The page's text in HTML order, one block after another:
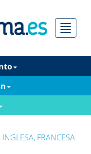
Menú
FRANCESA